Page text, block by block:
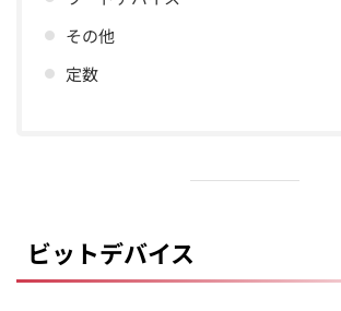
その他
定数
ビットデバイス